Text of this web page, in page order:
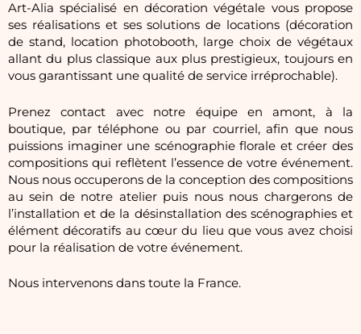
Art-Alia spécialisé en décoration végétale vous propose
ses réalisations et ses solutions de locations (décoration
de stand, location photobooth, large choix de végétaux
allant du plus classique aux plus prestigieux, toujours en
vous garantissant une qualité de service irréprochable).
Prenez contact avec notre équipe en amont, à la
boutique, par téléphone ou par courriel, afin que nous
puissions imaginer une scénographie florale et créer des
compositions qui reflètent l’essence de votre événement.
Nous nous occuperons de la conception des compositions
au sein de notre atelier puis nous nous chargerons de
l’installation et de la désinstallation des scénographies et
élément décoratifs au cœur du lieu que vous avez choisi
pour la réalisation de votre événement.
Nous intervenons dans toute la France.